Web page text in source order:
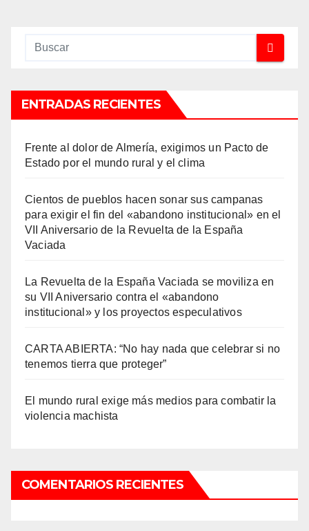
ENTRADAS RECIENTES
Frente al dolor de Almería, exigimos un Pacto de
Estado por el mundo rural y el clima
Cientos de pueblos hacen sonar sus campanas
para exigir el fin del «abandono institucional» en el
VII Aniversario de la Revuelta de la España
Vaciada
La Revuelta de la España Vaciada se moviliza en
su VII Aniversario contra el «abandono
institucional» y los proyectos especulativos
CARTA ABIERTA: “No hay nada que celebrar si no
tenemos tierra que proteger”
El mundo rural exige más medios para combatir la
violencia machista
COMENTARIOS RECIENTES